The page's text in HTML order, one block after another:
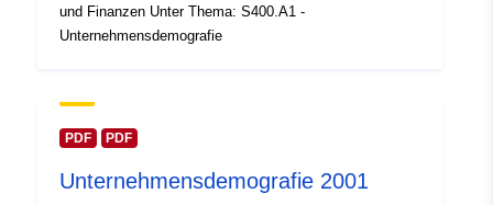
Typ: Polygon
und Finanzen Unter Thema: S400.A1 -
Unternehmensdemografie
PDF PDF
Unternehmensdemografie 2001